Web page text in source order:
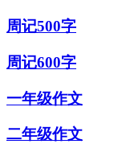
周记500字
周记600字
一年级作文
二年级作文